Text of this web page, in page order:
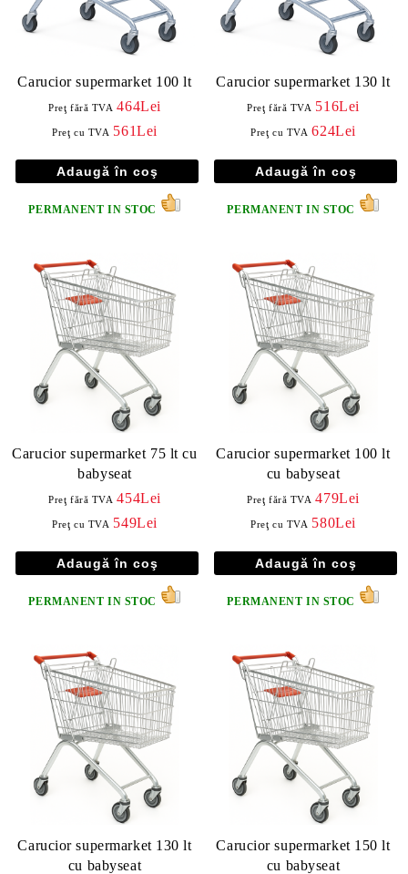
Carucior supermarket 100 lt
Preţ fără TVA 464Lei
Preţ cu TVA 561Lei
PERMANENT IN STOC
Carucior supermarket 130 lt
Preţ fără TVA 516Lei
Preţ cu TVA 624Lei
PERMANENT IN STOC
Carucior supermarket 75 lt cu
babyseat
Preţ fără TVA 454Lei
Preţ cu TVA 549Lei
PERMANENT IN STOC
Carucior supermarket 100 lt
cu babyseat
Preţ fără TVA 479Lei
Preţ cu TVA 580Lei
PERMANENT IN STOC
Carucior supermarket 130 lt
cu babyseat
Carucior supermarket 150 lt
cu babyseat